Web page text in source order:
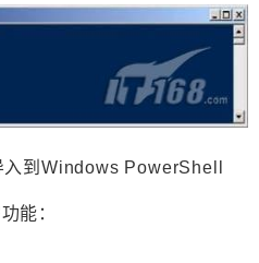
到Windows PowerShell
能：